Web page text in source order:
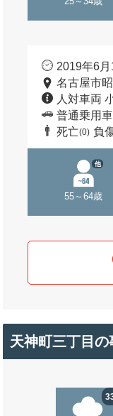
2019年6
名古屋市
人対車両
普通乗用車
死亡(0) 負
55～64歳
他
天神町三丁目